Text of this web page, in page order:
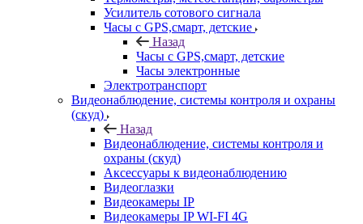
Усилитель сотового сигнала
Часы с GPS,смарт, детские
Назад
Часы с GPS,смарт, детские
Часы электронные
Электротранспорт
Видеонаблюдение, системы контроля и охраны
(скуд)
Назад
Видеонаблюдение, системы контроля и
охраны (скуд)
Аксессуары к видеонаблюдению
Видеоглазки
Видеокамеры IP
Видеокамеры IP WI-FI 4G